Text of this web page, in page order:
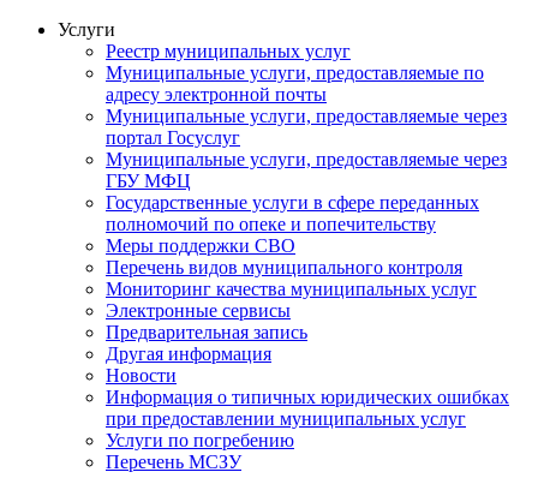
Услуги
Реестр муниципальных услуг
Муниципальные услуги, предоставляемые по
адресу электронной почты
Муниципальные услуги, предоставляемые через
портал Госуслуг
Муниципальные услуги, предоставляемые через
ГБУ МФЦ
Государственные услуги в сфере переданных
полномочий по опеке и попечительству
Меры поддержки СВО
Перечень видов муниципального контроля
Мониторинг качества муниципальных услуг
Электронные сервисы
Предварительная запись
Другая информация
Новости
Информация о типичных юридических ошибках
при предоставлении муниципальных услуг
Услуги по погребению
Перечень МСЗУ